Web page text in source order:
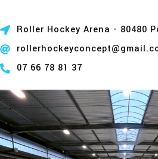
Roller Hockey Arena - 80480
07 66 78 81 37